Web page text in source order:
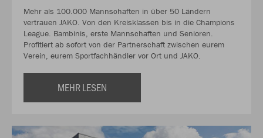
Mehr als 100.000 Mannschaften in über 50 Ländern
vertrauen JAKO. Von den Kreisklassen bis in die Champions
League. Bambinis, erste Mannschaften und Senioren.
Profitiert ab sofort von der Partnerschaft zwischen eurem
Verein, eurem Sportfachhändler vor Ort und JAKO.
MEHR LESEN